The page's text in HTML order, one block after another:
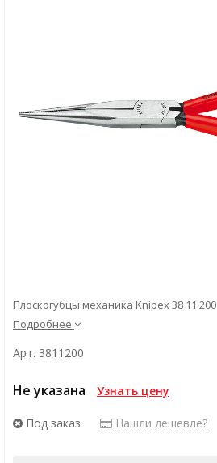
Плоскогубцы механика Knipex 38 11 200
Подробнее
Арт. 3811200
Не указана Узнать цену
Под заказ Нашли дешевле?